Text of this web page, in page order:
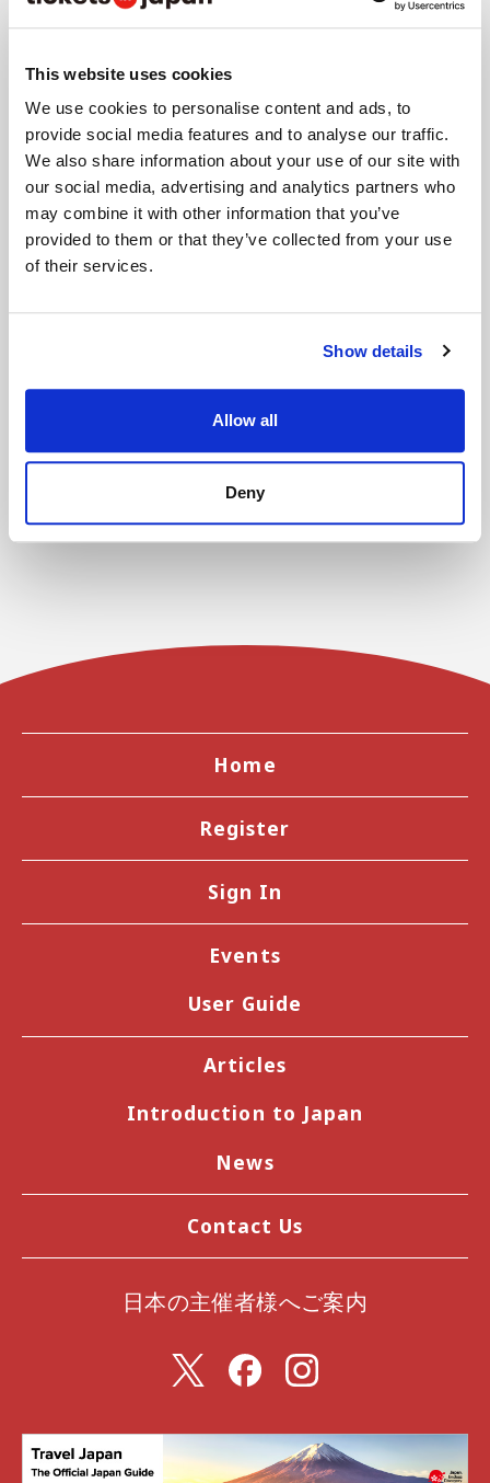
This website uses cookies
We use cookies to personalise content and ads, to
provide social media features and to analyse our traffic.
We also share information about your use of our site with
our social media, advertising and analytics partners who
may combine it with other information that you’ve
provided to them or that they’ve collected from your use
of their services.
Show details
Allow all
Deny
お問い合わせ内容
お問い合わせ内容
Home
Register
Sign In
Events
User Guide
Articles
Introduction to Japan
News
Contact Us
日本の主催者様へご案内